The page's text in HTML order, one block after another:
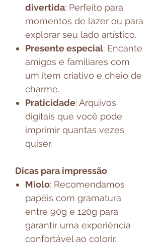
divertida: Perfeito para
momentos de lazer ou para
explorar seu lado artístico.
Presente especial: Encante
amigos e familiares com
um item criativo e cheio de
charme.
Praticidade: Arquivos
digitais que você pode
imprimir quantas vezes
quiser.
Dicas para impressão
Miolo: Recomendamos
papéis com gramatura
entre 90g e 120g para
garantir uma experiência
confortável ao colorir.